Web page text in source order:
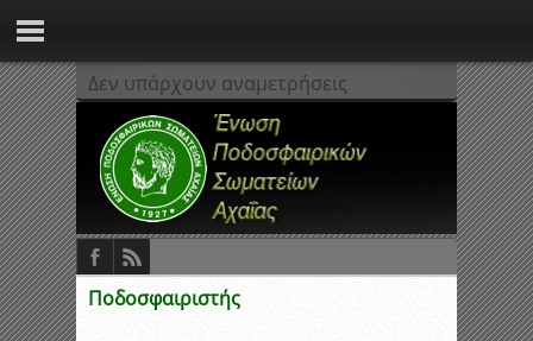
Δεν υπάρχουν αναμετρήσεις
Ποδοσφαιριστής